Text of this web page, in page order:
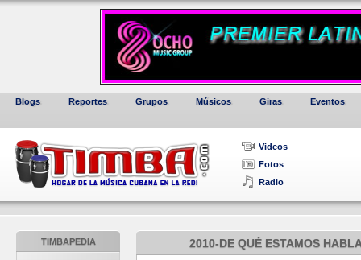
Blogs Reportes Grupos Músicos Giras Eventos
Videos
Fotos
Radio
TIMBAPEDIA 2010-DE QUÉ ESTAMOS